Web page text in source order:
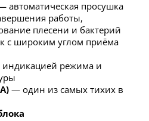
автоматическая просушка
работы,
плесени и бактерий
с широким углом приёма
индикацией режима и
— один из самых тихих в